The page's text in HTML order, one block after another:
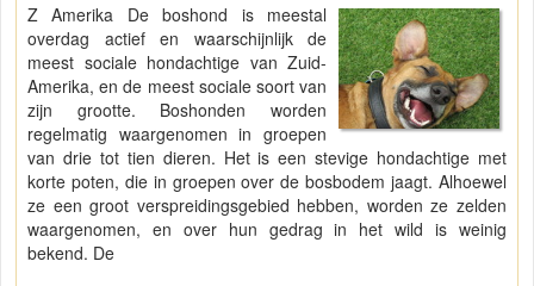
Z Amerika De boshond is meestal
overdag actief en waarschijnlijk de
meest sociale hondachtige van Zuid-
Amerika, en de meest sociale soort van
zijn grootte. Boshonden worden
regelmatig waargenomen in groepen
van drie tot tien dieren. Het is een stevige hondachtige met
korte poten, die in groepen over de bosbodem jaagt. Alhoewel
ze een groot verspreidingsgebied hebben, worden ze zelden
waargenomen, en over hun gedrag in het wild is weinig
bekend. De